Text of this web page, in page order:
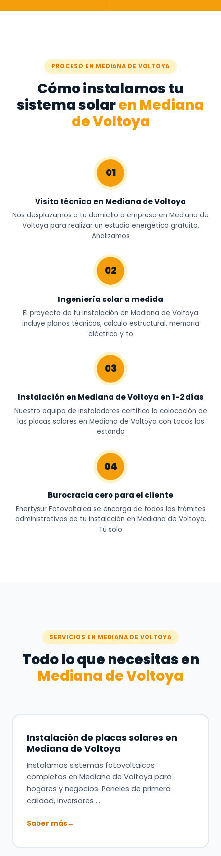
PROCESO EN MEDIANA DE VOLTOYA
Cómo instalamos tu
sistema solaren Mediana
de Voltoya
01
Visita técnica en Mediana de Voltoya
Nos desplazamos a tu domicilio o empresa en Mediana de
Voltoya para realizar un estudio energético gratuito.
Analizamos
02
Ingeniería solar a medida
El proyecto de tu instalación en Mediana de Voltoya
incluye planos técnicos, cálculo estructural, memoria
eléctrica y to
03
Instalación en Mediana de Voltoya en 1-2 días
Nuestro equipo de instaladores certifica la colocación de
las placas solares en Mediana de Voltoya con todos los
estánda
04
Burocracia cero para el cliente
Enertysur Fotovoltaica se encarga de todos los trámites
administrativos de tu instalación en Mediana de Voltoya.
Tú solo
SERVICIOS EN MEDIANA DE VOLTOYA
Todo lo que necesitas en
Mediana de Voltoya
Instalación de placas solares en
Mediana de Voltoya
Instalamos sistemas fotovoltaicos
completos en Mediana de Voltoya para
hogares y negocios. Paneles de primera
calidad, inversores …
Saber más→